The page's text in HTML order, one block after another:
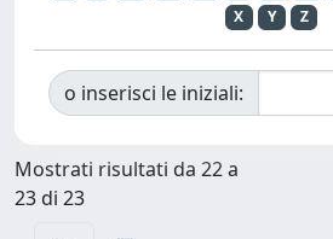
X
Y Z
o inserisci le iniziali:
Mostrati risultati da 22 a
23 di 23